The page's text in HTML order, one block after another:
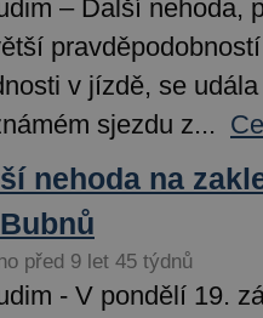
– Další nehoda,
v jízdě, se
sjezdu z...
nehoda na
před 9 let 45 týdnů
- V pondělí 19.